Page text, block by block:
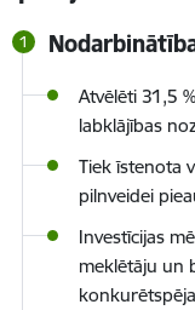
Atvēlēti 31,5
labklājības
Tiek īstenota
pilnveidei
Investīcijas
meklētāju un